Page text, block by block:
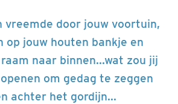
vreemde door jouw voortuin,
op jouw houten bankje en
naar binnen...wat zou jij
om gedag te zeggen
achter het gordijn...